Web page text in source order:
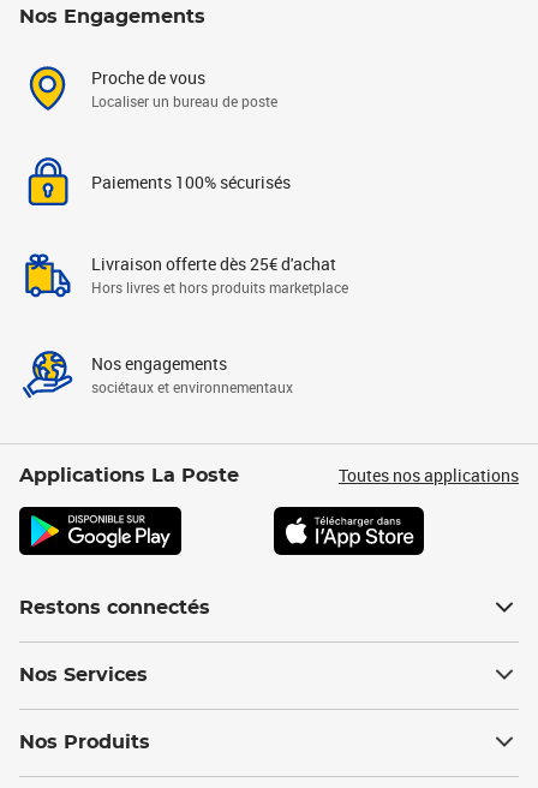
Nos Engagements
Proche de vous
Localiser un bureau de poste
Paiements 100% sécurisés
Livraison offerte dès 25€ d'achat
Hors livres et hors produits marketplace
Nos engagements
sociétaux et environnementaux
Applications La Poste Toutes nos applications
Restons connectés
Nos Services
Nos Produits